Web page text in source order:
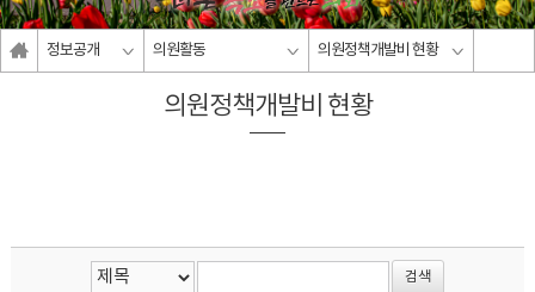
정보공개 의원활동 의원정책개발비 현황
의원정책개발비 현황